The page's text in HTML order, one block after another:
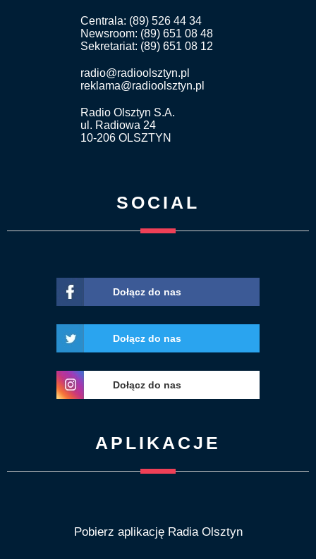
Centrala: (89) 526 44 34
Newsroom: (89) 651 08 48
Sekretariat: (89) 651 08 12
radio@radioolsztyn.pl
reklama@radioolsztyn.pl
Radio Olsztyn S.A.
ul. Radiowa 24
10-206 OLSZTYN
SOCIAL
Dołącz do nas
Dołącz do nas
Dołącz do nas
APLIKACJE
Pobierz aplikację Radia Olsztyn